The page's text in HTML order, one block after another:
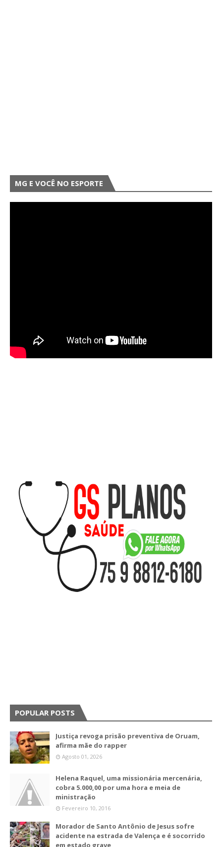
MG E VOCÊ NO ESPORTE
POPULAR POSTS
Justiça revoga prisão preventiva de Oruam,
afirma mãe do rapper
Agosto 01, 2026
Helena Raquel, uma missionária mercenária,
cobra 5.000,00 por uma hora e meia de
ministração
Fevereiro 10, 2016
Morador de Santo Antônio de Jesus sofre
acidente na estrada de Valença e é socorrido
em estado grave